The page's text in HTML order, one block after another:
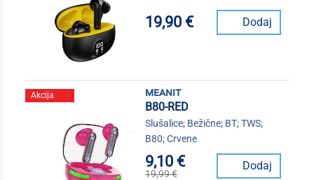
19,90 € Dodaj
Akcija
meanit
B80-RED
Slušalice; Bežične; BT; TWS;
B80; Crvene
9,10 €
19,99 €
Dodaj